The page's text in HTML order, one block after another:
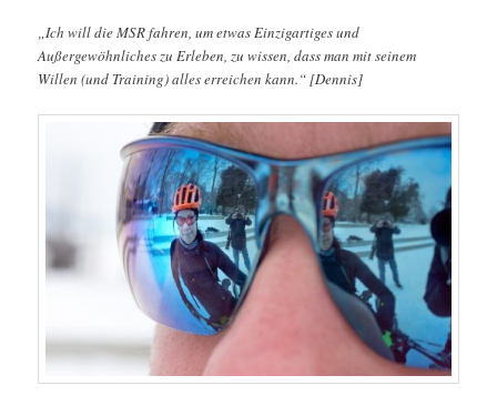
„Ich will die MSR fahren, um etwas Einzigartiges und
Außergewöhnliches zu Erleben, zu wissen, dass man mit seinem
Willen (und Training) alles erreichen kann.“ [Dennis]